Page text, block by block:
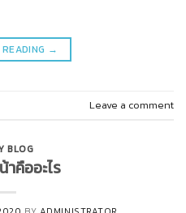
→
Leave a comment
BLOG
คืออะไร